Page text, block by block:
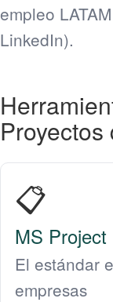
empleo
LinkedIn).
📋
MS Project
El estándar
empresas